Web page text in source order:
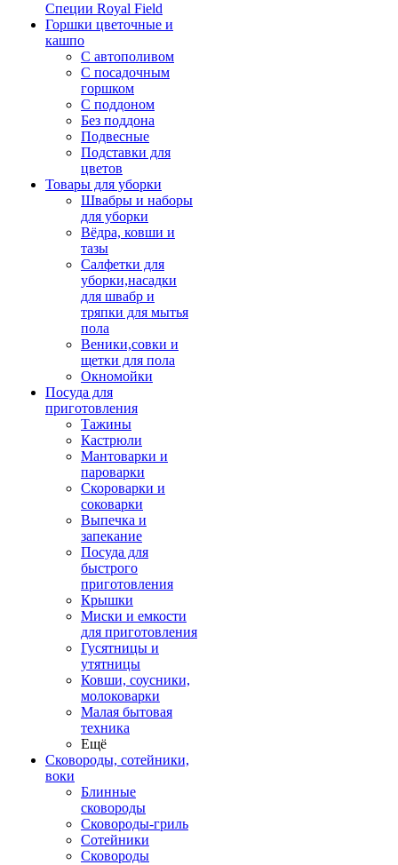
Специи Royal Field
Горшки цветочные и
кашпо
С автополивом
С посадочным
горшком
С поддоном
Без поддона
Подвесные
Подставки для
цветов
Товары для уборки
Швабры и наборы
для уборки
Вёдра, ковши и
тазы
Салфетки для
уборки,насадки
для швабр и
тряпки для мытья
пола
Веники,совки и
щетки для пола
Окномойки
Посуда для
приготовления
Тажины
Кастрюли
Мантоварки и
пароварки
Скороварки и
соковарки
Выпечка и
запекание
Посуда для
быстрого
приготовления
Крышки
Миски и емкости
для приготовления
Гусятницы и
утятницы
Ковши, соусники,
молоковарки
Малая бытовая
техника
Ещё
Сковороды, сотейники,
воки
Блинные
сковороды
Сковороды-гриль
Сотейники
Сковороды